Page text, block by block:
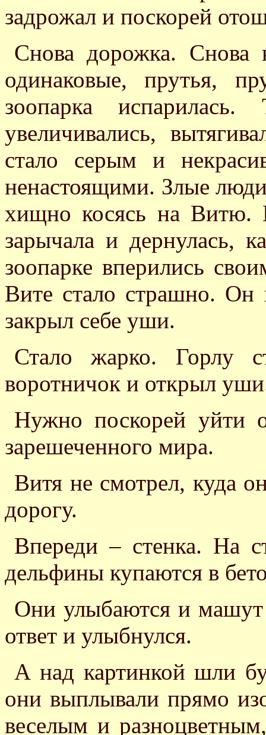
задрожал и поскорей
Снова дорожка. Снова
одинаковые, прутья,
зоопарка
увеличивались,
стало серым и
ненастоящими. Злые
хищно косясь на Витю.
зарычала и дернулась,
зоопарке вперились
Вите стало страшно. Он
закрыл себе уши.
Стало жарко. Горлу
воротничок и открыл
Нужно поскорей уйти
зарешеченного мира.
Витя не смотрел, куда
дорогу.
Впереди – стенка. На
дельфины купаются в
Они улыбаются и
ответ и улыбнулся.
А над картинкой шли
они выплывали прямо
веселым и